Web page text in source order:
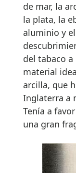
de mar, la
la plata, la
aluminio y
del tabaco a
material
arcilla, que
Inglaterra a
Tenía a
una gran